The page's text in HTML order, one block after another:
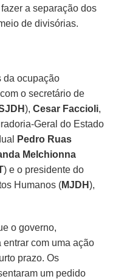
a separação dos
de divisórias.
da ocupação
o secretário de
),Cesar Faccioli,
Geral do Estado
Pedro Ruas
Melchionna
) e o presidente do
Humanos (MJDH),
o governo,
com uma ação
prazo. Os
um pedido